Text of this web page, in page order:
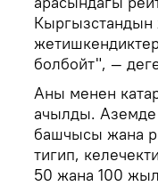
Кыргызстандын
болбойт", —
Аны менен
ачылды. Аземде
башчысы жана
тигип,
50 жана 100